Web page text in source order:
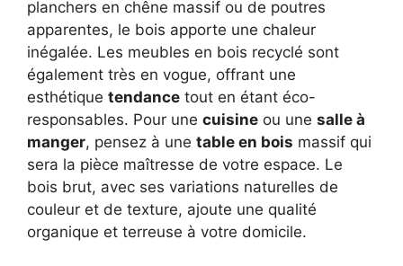
planchers en chêne massif ou de poutres
apparentes, le bois apporte une chaleur
inégalée. Les meubles en bois recyclé sont
également très en vogue, offrant une
esthétique tendance tout en étant éco-
responsables. Pour une cuisine ou une salle à
manger, pensez à une table en bois massif qui
sera la pièce maîtresse de votre espace. Le
bois brut, avec ses variations naturelles de
couleur et de texture, ajoute une qualité
organique et terreuse à votre domicile.